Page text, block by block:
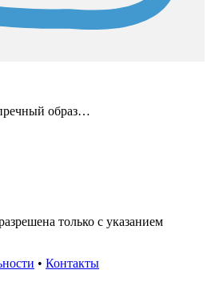
образ…
только с указанием
• Контакты